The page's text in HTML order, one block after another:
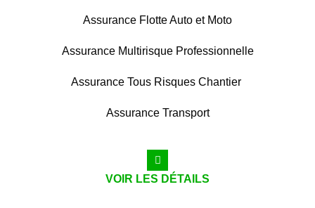
Assurance Flotte Auto et Moto
Assurance Multirisque Professionnelle
Assurance Tous Risques Chantier
Assurance Transport
VOIR LES DÉTAILS